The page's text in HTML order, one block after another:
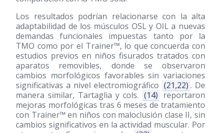
Los resultados podrían relacionarse con la alta
adaptabilidad de los músculos OSL y OIL a nuevas
demandas funcionales impuestas tanto por la
TMO como por el Trainer™, lo que concuerda con
estudios previos en niños fisurados tratados con
aparatos removibles, donde se observaron
cambios morfológicos favorables sin variaciones
significativas a nivel electromiográfico (21,22) . De
manera similar, Tartaglia y cols. (14) reportaron
mejoras morfológicas tras 6 meses de tratamiento
con Trainer™ en niños con maloclusión clase II, sin
cambios significativos en la actividad muscular. Por